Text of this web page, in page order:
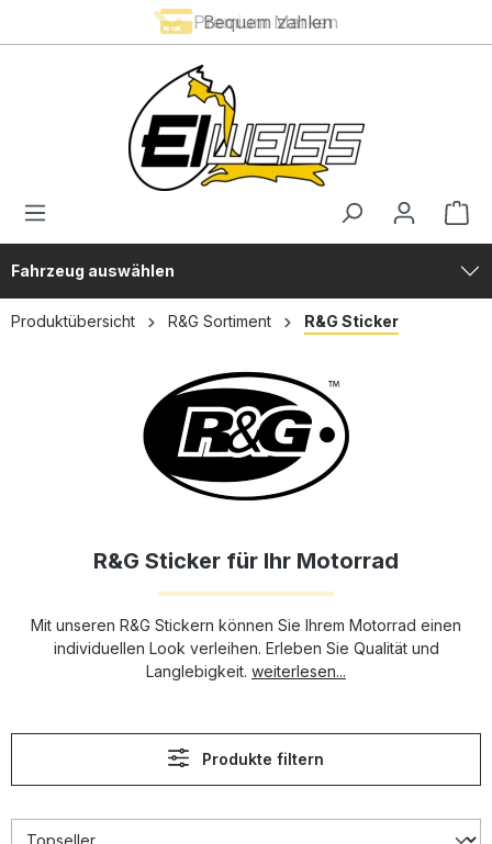
Premium Marken
Bequem zahlen
Fahrzeug auswählen
Produktübersicht R&G Sortiment R&G Sticker
R&G Sticker für Ihr Motorrad
Mit unseren R&G Stickern können Sie Ihrem Motorrad einen
individuellen Look verleihen. Erleben Sie Qualität und
Langlebigkeit. weiterlesen...
Produkte filtern